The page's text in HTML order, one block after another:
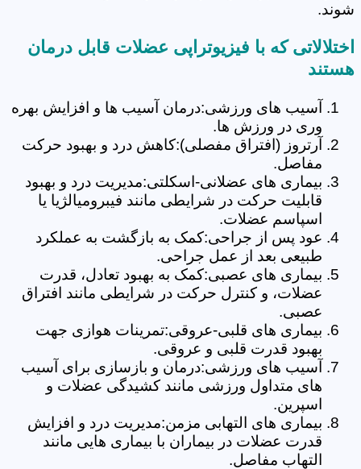
شوند.
اختلالاتی که با فیزیوتراپی عضلات قابل درمان
هستند
آسیب های ورزشی:درمان آسیب ها و افزایش بهره
وری در ورزش ها.
آرتروز (افتراق مفصلی):کاهش درد و بهبود حرکت
مفاصل.
بیماری های عضلانی-اسکلتی:مدیریت درد و بهبود
قابلیت حرکت در شرایطی مانند فیبرومیالژیا یا
اسپاسم عضلات.
عود پس از جراحی:کمک به بازگشت به عملکرد
طبیعی بعد از عمل جراحی.
بیماری های عصبی:کمک به بهبود تعادل، قدرت
عضلات، و کنترل حرکت در شرایطی مانند افتراق
عصبی.
بیماری های قلبی-عروقی:تمرینات هوازی جهت
بهبود قدرت قلبی و عروقی.
آسیب های ورزشی:درمان و بازسازی برای آسیب
های متداول ورزشی مانند کشیدگی عضلات و
اسپرین.
بیماری های التهابی مزمن:مدیریت درد و افزایش
قدرت عضلات در بیماران با بیماری هایی مانند
التهاب مفاصل.